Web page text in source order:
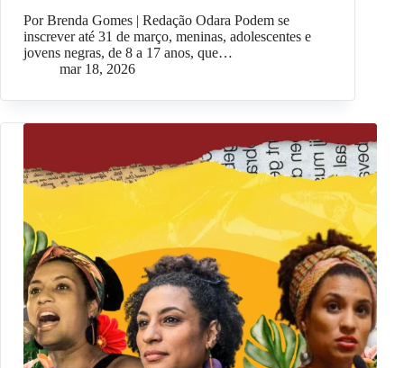
Por Brenda Gomes | Redação Odara Podem se
inscrever até 31 de março, meninas, adolescentes e
jovens negras, de 8 a 17 anos, que…
mar 18, 2026